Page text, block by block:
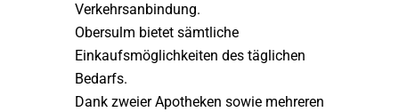
Verkehrsanbindung.
Obersulm bietet sämtliche
Einkaufsmöglichkeiten des täglichen
Bedarfs.
Dank zweier Apotheken sowie mehreren